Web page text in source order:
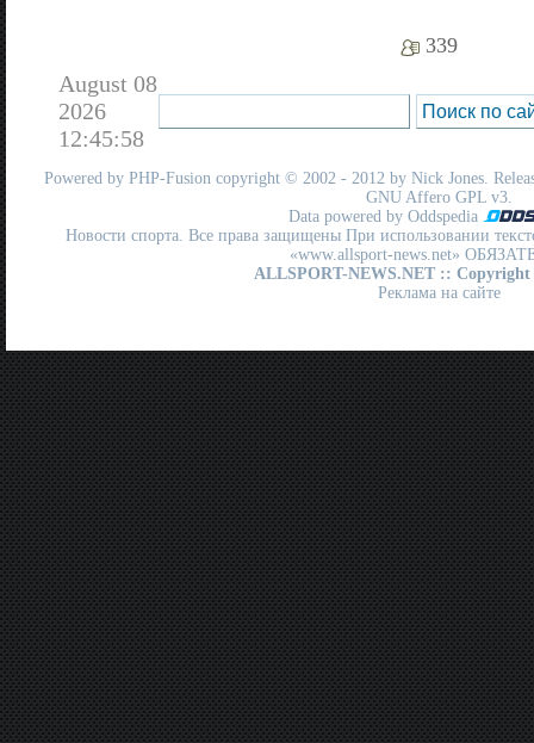
339
August 08
2026
12:45:58
Powered by PHP-Fusion copyright © 2002 - 2012 by Nick Jones.
GNU Affero GPL v3.
Data powered by Oddspedia
Новости спорта. Все права защищены При использовании
«www.allsport-news.net»
ALLSPORT-NEWS.NET :: Copyright
Реклама на сайте